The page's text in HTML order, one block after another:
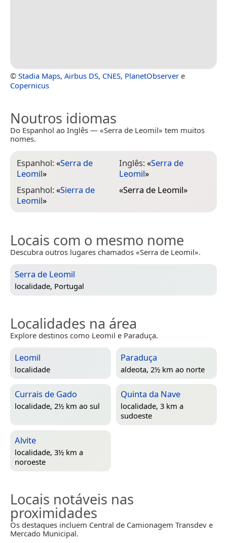
© Stadia Maps, Airbus DS, CNES, PlanetObserver e
Copernicus
Noutros idiomas
Do Espanhol ao Inglês — «Serra de Leomil» tem muitos
nomes.
Espanhol:«Serra de
Leomil»
Espanhol:«Sierra de
Leomil»
Inglês:«Serra de
Leomil»
«Serra de Leomil»
Locais com o mesmo nome
Descubra outros lugares chamados «Serra de Leomil».
Serra de Leomil
localidade, Portugal
Localidades na área
Explore destinos como Leomil e Paraduça.
Leomil
localidade
Paraduça
aldeota, 2½ km ao norte
Currais de Gado
localidade, 2½ km ao sul
Quinta da Nave
localidade, 3 km a
sudoeste
Alvite
localidade, 3½ km a
noroeste
Locais notáveis nas
proximidades
Os destaques incluem Central de Camionagem Transdev e
Mercado Municipal.